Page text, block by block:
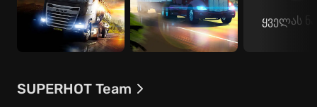
ყველას
SUPERHOT Team